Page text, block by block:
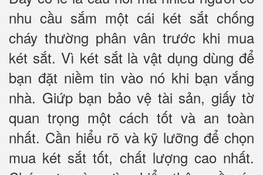
nhu cầu sắm một cái két sắt chống
cháy thường phân vân trước khi mua
két sắt. Vì két sắt là vật dụng dùng để
bạn đặt niềm tin vào nó khi bạn vắng
nhà. Giứp bạn bảo vệ tài sản, giấy tờ
quan trọng một cách tốt và an toàn
nhất. Cần hiểu rõ và kỹ lưỡng để chọn
mua két sắt tốt, chất lượng cao nhất.